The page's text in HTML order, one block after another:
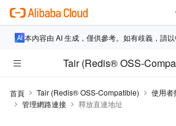
本內容由 AI 生成，僅供參考。如有歧義，請以
Tair (Redis® OSS-
首頁 Tair (Redis® OSS-Compatible) 使用者
管理網路連接
釋放直連地址